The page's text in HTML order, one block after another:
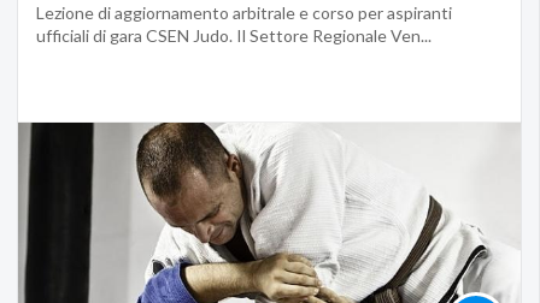
Lezione di aggiornamento arbitrale e corso per aspiranti
ufficiali di gara CSEN Judo. Il Settore Regionale Ven...